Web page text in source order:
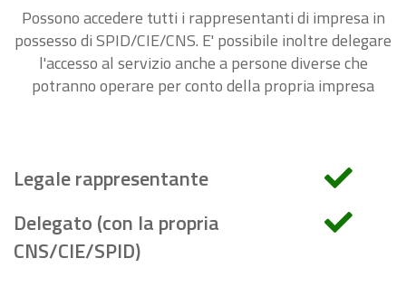
Possono accedere tutti i rappresentanti di impresa in
possesso di SPID/CIE/CNS. E' possibile inoltre delegare
l'accesso al servizio anche a persone diverse che
potranno operare per conto della propria impresa
Legale rappresentante
Delegato (con la propria
CNS/CIE/SPID)